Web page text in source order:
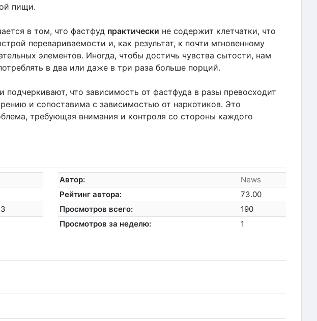
пищи.
в том, что фастфуд практически не содержит клетчатки, что
перевариваемости и, как результат, к почти мгновенному
элементов. Иногда, чтобы достичь чувства сытости, нам
в два или даже в три раза больше порций.
подчеркивают, что зависимость от фастфуда в разы превосходит
и сопоставима с зависимостью от наркотиков. Это
требующая внимания и контроля со стороны каждого
Автор:
News
Рейтинг автора:
73.00
Просмотров всего:
190
Просмотров за неделю:
1